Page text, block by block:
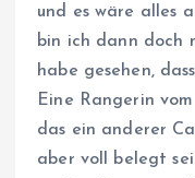
und es wäre alles
bin ich dann doch
habe gesehen,
Eine Rangerin
das ein anderer
aber voll belegt